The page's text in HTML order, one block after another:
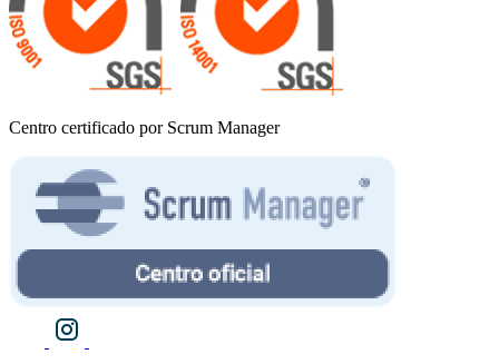
Centro certificado por Scrum Manager